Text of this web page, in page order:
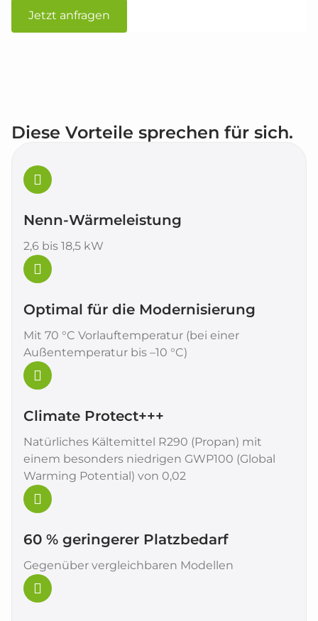
Jetzt anfragen
Diese Vorteile sprechen für sich.
Nenn-Wärmeleistung
2,6 bis 18,5 kW
Optimal für die Modernisierung
Mit 70 °C Vorlauftemperatur (bei einer
Außentemperatur bis –10 °C)
Climate Protect+++
Natürliches Kältemittel R290 (Propan) mit
einem besonders niedrigen GWP100 (Global
Warming Potential) von 0,02
60 % geringerer Platzbedarf
Gegenüber vergleichbaren Modellen